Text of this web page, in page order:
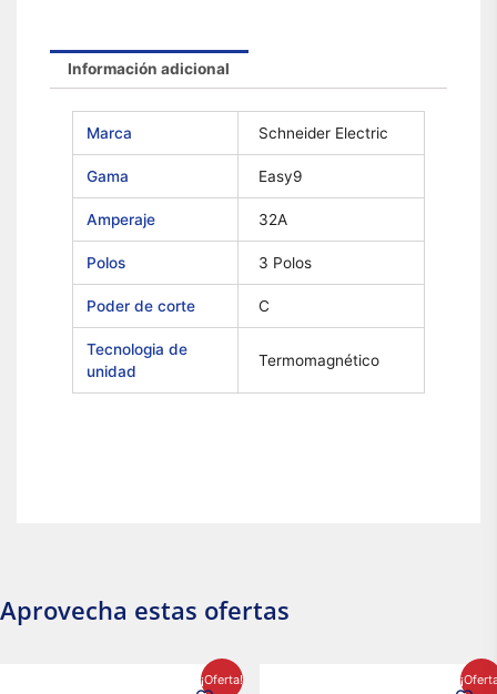
Información adicional
Marca Schneider Electric
Gama Easy9
Amperaje 32A
Polos 3 Polos
Poder de corte C
Tecnologia de
unidad
Termomagnético
Aprovecha estas ofertas
¡Oferta!
precio
precio